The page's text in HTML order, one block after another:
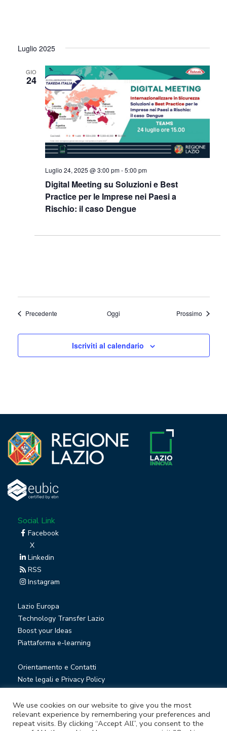
Luglio 2025
GIO
24
Digital Meeting su Soluzioni e Best
Practice per le Imprese nei Paesi a
Rischio: il caso Dengue
Luglio 24, 2025 @ 3:00 pm-5:00 pm
PrecedenteEventi Oggi ProssimoEventi
Iscriviti al calendario
Social Link
Facebook
X
Linkedin
RSS
Instagram
Lazio Europa
Technology Transfer Lazio
Boost your Ideas
Piattaforma e-learning
Orientamento e Contatti
Note legali e Privacy Policy
Società trasparente
Whistleblowing
We use cookies on our website to give you the most
relevant experience by remembering your preferences and
repeat visits. By clicking “Accept All”, you consent to the